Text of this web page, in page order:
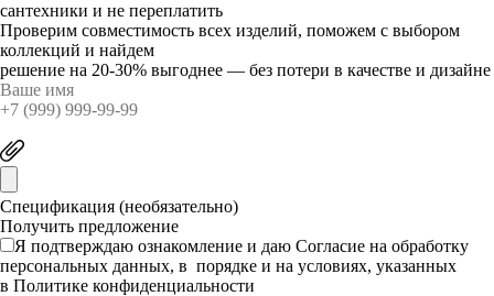
сантехники и не переплатить
Проверим совместимость всех изделий, поможем с выбором
коллекций и найдем
решение на 20-30% выгоднее — без потери в качестве и дизайне
Спецификация (необязательно)
Я подтверждаю ознакомление и даю Согласие на обработку
персональных данных, в порядке и на условиях, указанных
в Политике конфиденциальности